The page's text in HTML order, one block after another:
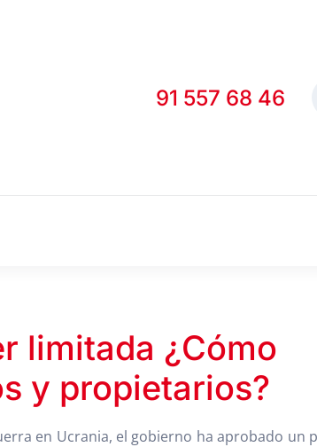
91 557 68 46
limitada ¿Cómo
y propietarios?
en Ucrania, el gobierno ha aprobado un